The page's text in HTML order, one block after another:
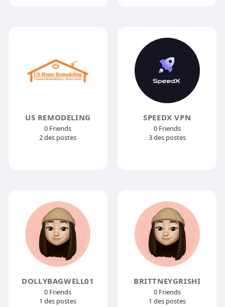
US REMODELING
0 Friends
2 des postes
SPEEDX VPN
0 Friends
3 des postes
DOLLYBAGWELL01
0 Friends
1 des postes
BRITTNEYGRISHI
0 Friends
1 des postes